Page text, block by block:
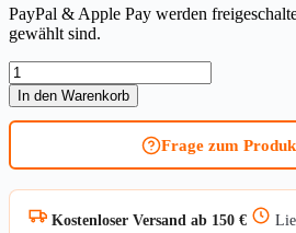
PayPal & Apple Pay werden
gewählt sind.
Knaufzylinder
ASSA
ABLOY
Zeiss
SK6
46
Kurzvariante
Menge
In den Warenkorb
Frage zum
Kostenloser Versand ab 150 €